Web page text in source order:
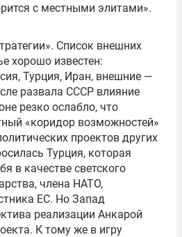
с местными элитами».
Список внешних
хорошо известен:
Турция, Иран, внешние —
развала СССР влияние
резко ослабло, что
«коридор возможностей»
проектов других
Турция, которая
в качестве светского
члена НАТО,
ЕС. Но Запад
реализации Анкарой
К тому же в игру